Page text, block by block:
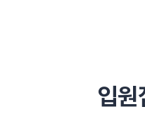
#초음파약침
#교통사고후
입원